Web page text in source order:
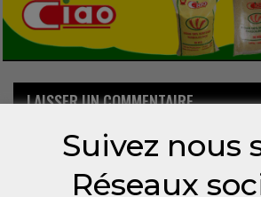
LAISSER UN COMMENTAIRE
Votre adresse email ne sera pas
Suivez nous
Réseaux